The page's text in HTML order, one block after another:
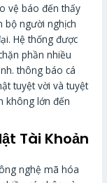
vệ báo đến thấy
bộ người nghịch
Hệ thống được
phần nhiều
thông báo cá
tuyệt vời và tuyệt
không lớn đến
Tài Khoản
nghệ mã hóa